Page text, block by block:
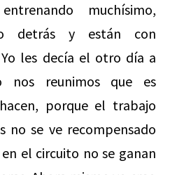
muchísimo,
detrás y están con
Yo les decía el otro día a
nos reunimos que es
porque el trabajo
no se ve recompensado
el circuito no se ganan